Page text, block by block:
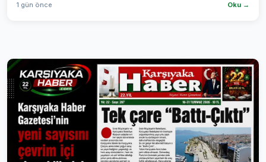
1 gün önce Oku →